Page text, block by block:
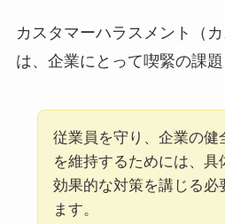
カスタマーハラスメント（
は、企業にとって喫緊の課題
従業員を守り、企業の健
を維持するためには、具
効果的な対策を講じる必
ます。